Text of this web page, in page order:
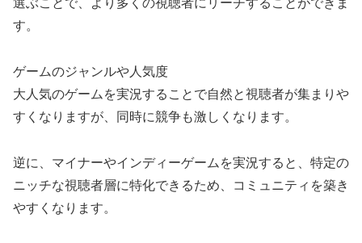
選ぶことで、より多くの視聴者にリーチすることができま
す。
ゲームのジャンルや人気度
大人気のゲームを実況することで自然と視聴者が集まりや
すくなりますが、同時に競争も激しくなります。
逆に、マイナーやインディーゲームを実況すると、特定の
ニッチな視聴者層に特化できるため、コミュニティを築き
やすくなります。